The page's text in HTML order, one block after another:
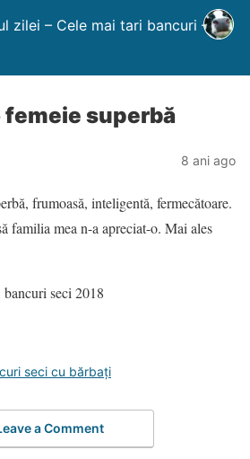
zilei – Cele mai tari bancuri –
superbă
8 ani ago
frumoasă, inteligentă, fermecătoare.
familia mea n-a apreciat-o. Mai ales
bancuri seci 2018
seci cu bărbaţi
a Comment